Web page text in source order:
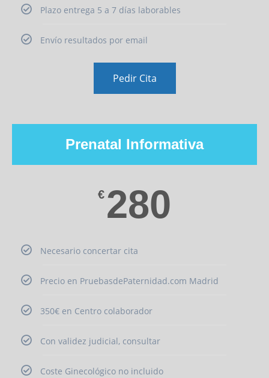
Plazo entrega 5 a 7 días laborables
Envío resultados por email
Pedir Cita
Prenatal Informativa
€ 280
Necesario concertar cita
Precio en PruebasdePaternidad.com Madrid
350€ en Centro colaborador
Con validez judicial, consultar
Coste Ginecológico no incluido